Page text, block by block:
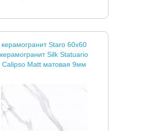
керамогранит Staro 60x60
керамогранит Silk Statuario
Calipso Matt матовая 9мм